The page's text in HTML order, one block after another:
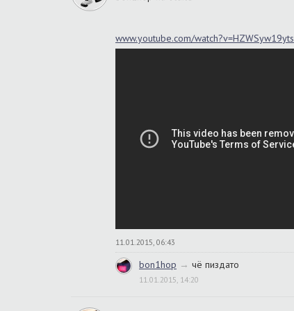
www.youtube.com/watch?v=HZWSyw19yts
11.01.2015, 06:43
bon1hop → чё пиздато
11.01.2015, 14:20